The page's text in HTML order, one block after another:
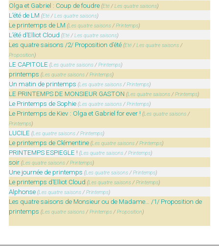
Olga et Gabriel : Coup de foudre (Eté /Les quatre saisons)
L’été de LM (Eté /Les quatre saisons)
Le printemps de LM (Les quatre saisons /Printemps)
L’été d’Elliot Cloud (Eté /Les quatre saisons)
Les quatre saisons /2/ Proposition d’été (Eté /Les quatre saisons /
Proposition)
LE CAPITOLE (Les quatre saisons /Printemps)
printemps (Les quatre saisons /Printemps)
Un matin de printemps (Les quatre saisons /Printemps)
LE PRINTEMPS DE MONSIEUR GASTON (Les quatre saisons /Printemps)
Le Printemps de Sophie (Les quatre saisons /Printemps)
Le Printemps de Kiev : Olga et Gabriel for ever ! (Les quatre saisons /
Printemps)
LUCILE (Les quatre saisons /Printemps)
Le printemps de Clémentine (Les quatre saisons /Printemps)
PRINTEMPS ESPIEGLE ! (Les quatre saisons /Printemps)
soir (Les quatre saisons /Printemps)
Une journée de printemps (Les quatre saisons /Printemps)
Le printemps d’Elliot Cloud (Les quatre saisons /Printemps)
Alphonse (Les quatre saisons /Printemps)
Les quatre saisons de Monsieur ou de Madame… /1/ Proposition de
printemps (Les quatre saisons /Printemps /Proposition)